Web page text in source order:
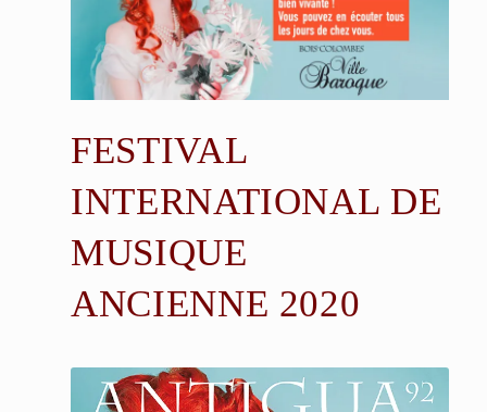
FESTIVAL
INTERNATIONAL DE
MUSIQUE
ANCIENNE 2020